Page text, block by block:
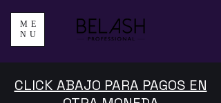
ME
NU
CLICK ABAJO PARA PAGOS EN